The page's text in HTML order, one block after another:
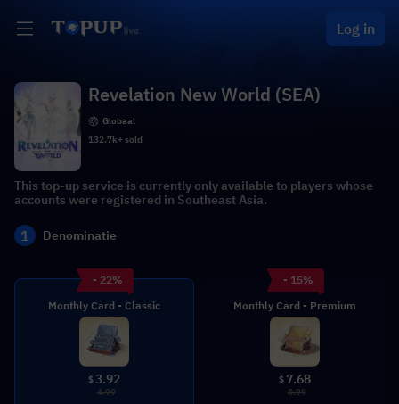
Log in
Revelation New World (SEA)
Globaal
132.7k+ sold
This top-up service is currently only available to players whose
accounts were registered in Southeast Asia.
1 Denominatie
- 22%
Monthly Card - Classic
$3.92
4.99
- 15%
Monthly Card - Premium
$ 7.68
8.99